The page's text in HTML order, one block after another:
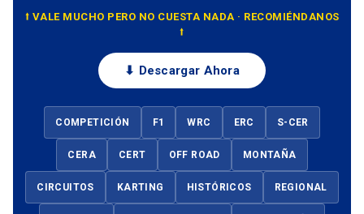
⭡ VALE MUCHO PERO NO CUESTA NADA · RECOMIÉNDANOS
⭡
⬇ Descargar Ahora
COMPETICIÓN F1 WRC ERC S-CER
CERA CERT OFF ROAD MONTAÑA
CIRCUITOS KARTING HISTÓRICOS REGIONAL